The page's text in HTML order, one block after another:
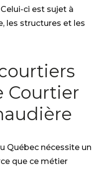
ci est sujet à
les structures et les
Courtier
Québec nécessite un
que ce métier